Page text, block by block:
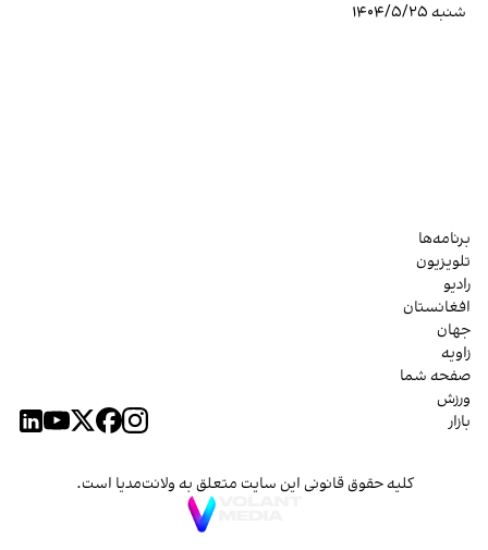
شنبه ۱۴۰۴/۵/۲۵
برنامه‌ها
تلویزیون
رادیو
افغانستان
جهان
زاویه
صفحه شما
ورزش
بازار
کلیه حقوق قانونی این سایت متعلق به ولانت‌مدیا است.